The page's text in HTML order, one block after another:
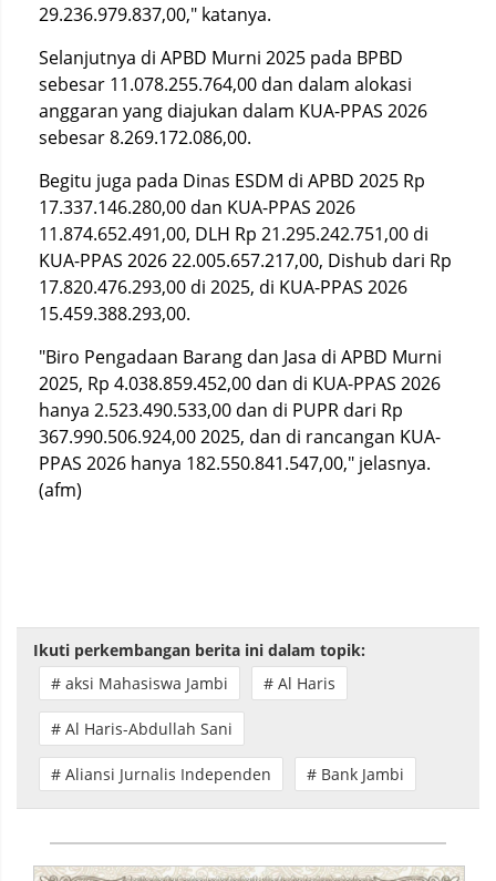
29.236.979.837,00," katanya.
Selanjutnya di APBD Murni 2025 pada BPBD
sebesar 11.078.255.764,00 dan dalam alokasi
anggaran yang diajukan dalam KUA-PPAS 2026
sebesar 8.269.172.086,00.
Begitu juga pada Dinas ESDM di APBD 2025 Rp
17.337.146.280,00 dan KUA-PPAS 2026
11.874.652.491,00, DLH Rp 21.295.242.751,00 di
KUA-PPAS 2026 22.005.657.217,00, Dishub dari Rp
17.820.476.293,00 di 2025, di KUA-PPAS 2026
15.459.388.293,00.
"Biro Pengadaan Barang dan Jasa di APBD Murni
2025, Rp 4.038.859.452,00 dan di KUA-PPAS 2026
hanya 2.523.490.533,00 dan di PUPR dari Rp
367.990.506.924,00 2025, dan di rancangan KUA-
PPAS 2026 hanya 182.550.841.547,00," jelasnya.
(afm)
Ikuti perkembangan berita ini dalam topik:
# aksi Mahasiswa Jambi
# Al Haris
# Al Haris-Abdullah Sani
# Aliansi Jurnalis Independen # Bank Jambi